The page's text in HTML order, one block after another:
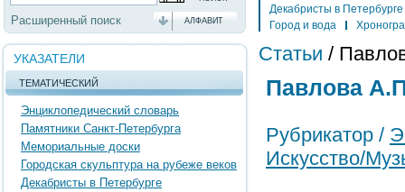
Расширенный поиск АЛФАВИТ
УКАЗАТЕЛИ
ТЕМАТИЧЕСКИЙ
Энциклопедический словарь
Памятники Санкт-Петербурга
Мемориальные доски
Городская скульптура на рубеже веков
Декабристы в Петербурге
Декабристы в Петербурге
Город и вода
Статьи /
Павлова
Рубрикатор /
Искусство/